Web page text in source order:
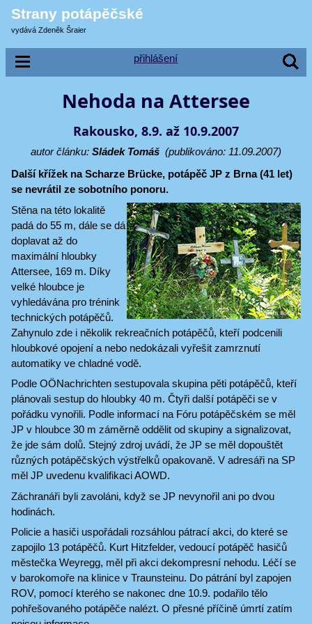
Strany potápěčské
vydává Zdeněk Šraier
přihlášení
Nehoda na Attersee
Rakousko, 8.9. až 10.9.2007
autor článku: Sládek Tomáš(publikováno: 11.09.2007)
Další křížek na Scharze Brücke, potápěč JP z Brna (41 let)
se nevrátil ze sobotního ponoru.
Stěna na této lokalitě
padá do 55 m, dále se dá
doplavat až do
maximální hloubky
Attersee, 169 m. Díky
velké hloubce je
vyhledávána pro trénink
technických potápěčů.
Zahynulo zde i několik rekreačních potápěčů, kteří podcenili
hloubkové opojení a nebo nedokázali vyřešit zamrznutí
automatiky ve chladné vodě.
Podle OÖNachrichten sestupovala skupina pěti potápěčů, kteří
plánovali sestup do hloubky 40 m. Čtyři další potápěči se v
pořádku vynořili. Podle informací na Fóru potápěčském se měl
JP v hloubce 30 m záměrně oddělit od skupiny a signalizovat,
že jde sám dolů. Stejný zdroj uvádí, že JP se měl dopouštět
různých potápěčských výstřelků opakovaně. V adresáři na SP
měl JP uvedenu kvalifikaci AOWD.
Záchranáři byli zavoláni, když se JP nevynořil ani po dvou
hodinách.
Policie a hasiči uspořádali rozsáhlou pátrací akci, do které se
zapojilo 13 potápěčů. Kurt Hitzfelder, vedoucí potápěč hasičů
městečka Weyregg, měl při akci dekompresní nehodu. Léčí se
v barokomoře na klinice v Traunsteinu. Do pátrání byl zapojen
ROV, pomocí kterého se nakonec dne 10.9. podařilo tělo
pohřešovaného potápěče nalézt. O přesné příčině úmrtí zatím